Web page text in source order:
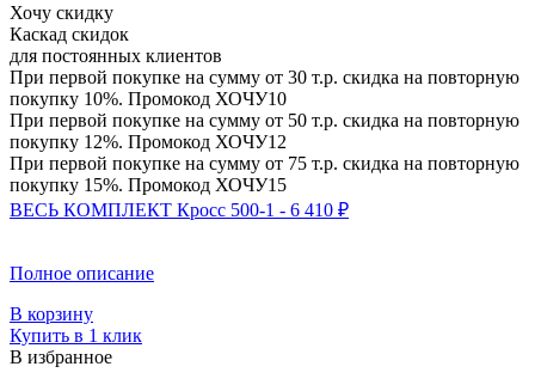
Хочу скидку
Каскад скидок
для постоянных клиентов
При первой покупке на сумму от 30 т.р. скидка на повторную
покупку 10%. Промокод ХОЧУ10
При первой покупке на сумму от 50 т.р. скидка на повторную
покупку 12%. Промокод ХОЧУ12
При первой покупке на сумму от 75 т.р. скидка на повторную
покупку 15%. Промокод ХОЧУ15
ВЕСЬ КОМПЛЕКТ Кросс 500-1 - 6 410 ₽
Полное описание
В корзину
Купить в 1 клик
В избранное